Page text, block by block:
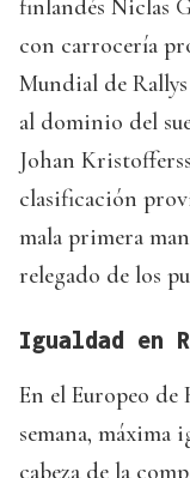
finlandés Niclas
con carrocería
Mundial de
al dominio del
Johan
clasificación
mala primera
relegado de los
Igualdad en
En el Europeo de
semana, máxima
cabeza de la